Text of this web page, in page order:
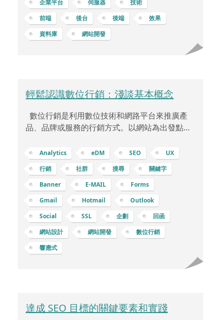
專業可能會更迅速地完成更新。成本與預算：考
慮委託專業的成本，以及自行更新所需的支出。
評估預算並確定最具成本效益的選擇。技術支援
企業平台
伺服器
技術
前端
後台 後端
效果
資料庫
網站開發
輕鬆認識數位行銷：淺談基本概念
數位行銷是利用數位技術和網路平台來推廣產
品、品牌或服務的行銷方式。以網站為出發點的
心，核心架構可以包含： 優化使用者體驗 (UX)：
網站設計：創建易於導航、反應靈敏、訊息清晰
的網站設計，讓使用者能夠輕鬆找到所需訊息。
行動優化：確保網站在不同裝置上都能良好運
行，尤其是行動裝置，提供優質的行動使用者體
驗。 優質內容：部落格和內容行銷：在網站上設
置部落格或資源頁面，提供有價值的內容，包括
文章、指南、白皮書等，吸引並保留使用者。
Analytics eDM SEO
UX
行銷
社群 搜尋
關鍵字
Banner
E-MAIL
Forms
Gmail
Hotmail
Outlook
Social
SSL 企劃
回函
網站設計
網站開發
數位行銷
響應式
達成 SEO 目標的關鍵要素和實踐